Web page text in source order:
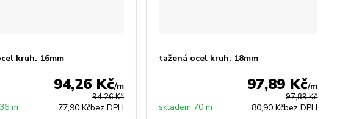
kruh. 16mm
94,26 Kč
94,26 Kč/m
77,90 Kčbez DPH
m
tažená ocel kruh. 18mm
97,89 Kč
97,89 Kč/m
80,90 Kčbez DPH
skladem 70 m